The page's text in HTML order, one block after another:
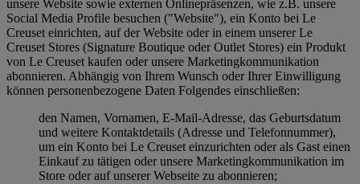
unsere Website sowie externen Onlinepräsenzen, wie z.B. unsere
Social Media Profile besuchen ("Website"), ein Konto bei Le
Creuset einrichten, auf der Website oder in einem unserer Le
Creuset Stores (Signature Boutique oder Outlet Stores) ein Produkt
von Le Creuset kaufen oder unsere Marketingkommunikation
abonnieren. Abhängig von Ihrem Wunsch oder Ihrer Einwilligung
können personenbezogene Daten Folgendes einschließen:
den Namen, Vornamen, E-Mail-Adresse, das Geburtsdatum
und weitere Kontaktdetails (Adresse und Telefonnummer),
um ein Konto bei Le Creuset einzurichten oder als Gast einen
Einkauf zu tätigen oder unsere Marketingkommunikation im
Store oder auf unserer Webseite zu abonnieren;